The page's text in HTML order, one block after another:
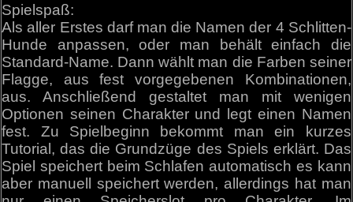
Spielspaß:
Als aller Erstes darf man die Namen der 4 Schlitten-
Hunde anpassen, oder man behält einfach die
Standard-Name. Dann wählt man die Farben seiner
Flagge, aus fest vorgegebenen Kombinationen,
aus. Anschließend gestaltet man mit wenigen
Optionen seinen Charakter und legt einen Namen
fest. Zu Spielbeginn bekommt man ein kurzes
Tutorial, das die Grundzüge des Spiels erklärt. Das
Spiel speichert beim Schlafen automatisch es kann
aber manuell speichert werden, allerdings hat man